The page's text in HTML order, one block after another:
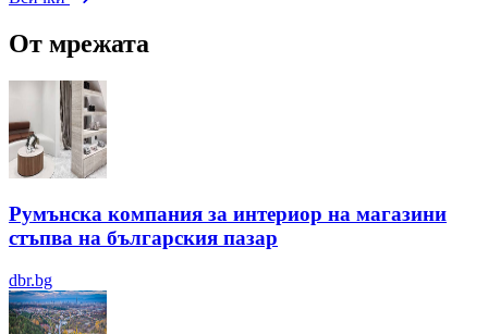
От мрежата
Румънска компания за интериор на магазини
стъпва на българския пазар
dbr.bg